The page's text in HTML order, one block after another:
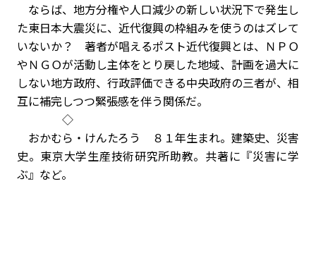
ならば、地方分権や人口減少の新しい状況下で発生し
た東日本大震災に、近代復興の枠組みを使うのはズレて
いないか？ 著者が唱えるポスト近代復興とは、ＮＰＯ
やＮＧＯが活動し主体をとり戻した地域、計画を過大に
しない地方政府、行政評価できる中央政府の三者が、相
互に補完しつつ緊張感を伴う関係だ。
◇
おかむら・けんたろう ８１年生まれ。建築史、災害
史。東京大学生産技術研究所助教。共著に『災害に学
ぶ』など。